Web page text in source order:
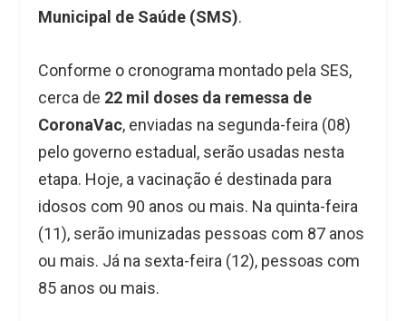
Municipal de Saúde (SMS).
Conforme o cronograma montado pela SES,
cerca de 22 mil doses da remessa de
CoronaVac, enviadas na segunda-feira (08)
pelo governo estadual, serão usadas nesta
etapa. Hoje, a vacinação é destinada para
idosos com 90 anos ou mais. Na quinta-feira
(11), serão imunizadas pessoas com 87 anos
ou mais. Já na sexta-feira (12), pessoas com
85 anos ou mais.